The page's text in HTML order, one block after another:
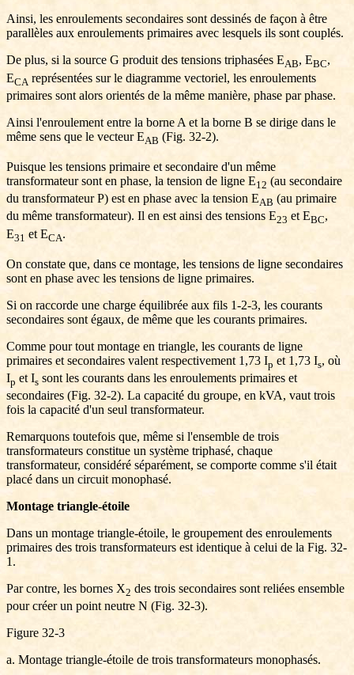
Ainsi, les enroulements secondaires sont dessinés de façon à être
parallèles aux enroulements primaires avec lesquels ils sont couplés.
De plus, si la source G produit des tensions triphasées EAB, EBC,
ECA représentées sur le diagramme vectoriel, les enroulements
primaires sont alors orientés de la même manière, phase par phase.
Ainsi l'enroulement entre la borne A et la borne B se dirige dans le
même sens que le vecteur EAB (Fig. 32-2).
Puisque les tensions primaire et secondaire d'un même
transformateur sont en phase, la tension de ligne E12 (au secondaire
du transformateur P) est en phase avec la tension EAB (au primaire
du même transformateur). Il en est ainsi des tensions E23 et EBC,
E31 et ECA.
On constate que, dans ce montage, les tensions de ligne secondaires
sont en phase avec les tensions de ligne primaires.
Si on raccorde une charge équilibrée aux fils 1-2-3, les courants
secondaires sont égaux, de même que les courants primaires.
Comme pour tout montage en triangle, les courants de ligne
primaires et secondaires valent respectivement 1,73 Ip et 1,73 Is, où
Ip et Is sont les courants dans les enroulements primaires et
secondaires (Fig. 32-2). La capacité du groupe, en kVA, vaut trois
fois la capacité d'un seul transformateur.
Remarquons toutefois que, même si l'ensemble de trois
transformateurs constitue un système triphasé, chaque
transformateur, considéré séparément, se comporte comme s'il était
placé dans un circuit monophasé.
Montage triangle-étoile
Dans un montage triangle-étoile, le groupement des enroulements
primaires des trois transformateurs est identique à celui de la Fig. 32-
1.
Par contre, les bornes X2 des trois secondaires sont reliées ensemble
pour créer un point neutre N (Fig. 32-3).
Figure 32-3
a. Montage triangle-étoile de trois transformateurs monophasés.